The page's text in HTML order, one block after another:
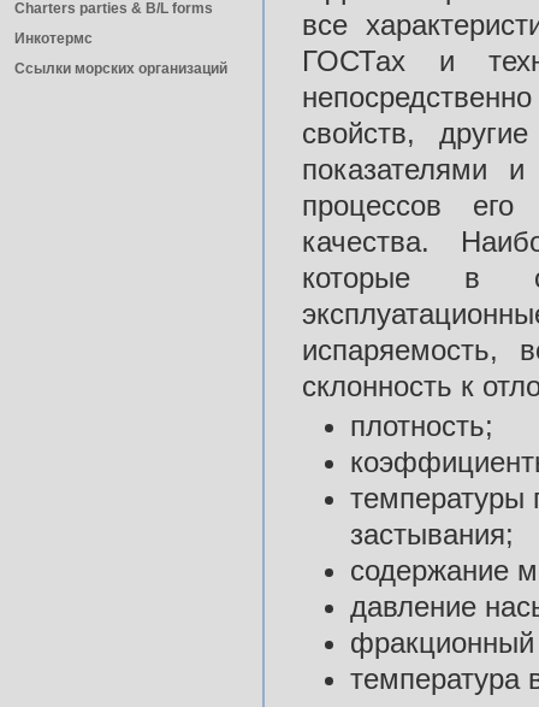
Charters parties & B/L forms
Инкотермс
Ссылки морских организаций
все
ГОСТах и
свойств,
показателями
процессов его
качества.
которые в
испаряемость,
склонность к
плотность;
температуры
застывания;
содержание
давление
фракционный
температура